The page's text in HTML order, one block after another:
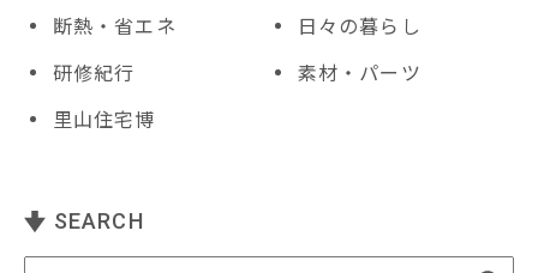
断熱・省エネ
日々の暮らし
研修紀行
素材・パーツ
里山住宅博
SEARCH